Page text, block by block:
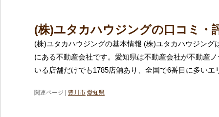
(株)ユタカハウジングの口コミ・
(株)ユタカハウジングの基本情報 (株)ユタカハウジング
にある不動産会社です。愛知県は不動産会社が不動産
いる店舗だけでも1785店舗あり、全国で6番目に多いエ
関連ページ | 豊川市 愛知県